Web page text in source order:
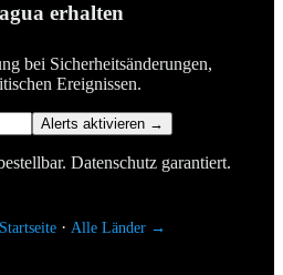
erhalten
bei Sicherheitsänderungen,
Ereignissen.
Alerts aktivieren →
Datenschutz garantiert.
· Alle Länder →